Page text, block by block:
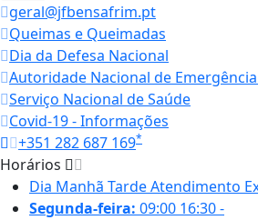
geral@jfbensafrim.pt
Queimas e Queimadas
Dia da Defesa Nacional
Autoridade Nacional de
Serviço Nacional de Saúde
Covid-19 - Informações
+351 282 687 169*
Horários
Dia Manhã TardeAtendimento
Segunda-feira: 09:00 16:30-